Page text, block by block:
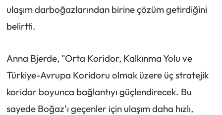
ulaşım darboğazlarından birine çözüm getirdiğini
belirtti.
Anna Bjerde, "Orta Koridor, Kalkınma Yolu ve
Türkiye-Avrupa Koridoru olmak üzere üç stratejik
koridor boyunca bağlantıyı güçlendirecek. Bu
sayede Boğaz'ı geçenler için ulaşım daha hızlı,